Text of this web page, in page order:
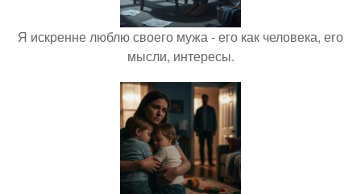
Я искренне люблю своего мужа - его как человека, его
мысли, интересы.